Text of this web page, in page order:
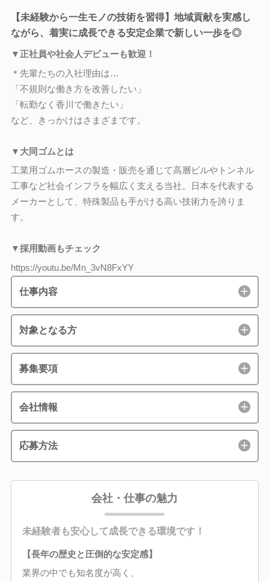
【未経験から一生モノの技術を習得】地域貢献を実感し
ながら、着実に成長できる安定企業で新しい一歩を◎
▼正社員や社会人デビューも歓迎！
＊先輩たちの入社理由は…
「不規則な働き方を改善したい」
「転勤なく香川で働きたい」
など、きっかけはさまざまです。
▼大同ゴムとは
工業用ゴムホースの製造・販売を通じて高層ビルやトンネル
工事など社会インフラを幅広く支える当社。日本を代表する
メーカーとして、特殊製品も手がける高い技術力を誇りま
す。
▼採用動画もチェック
https://youtu.be/Mn_3vN8FxYY
仕事内容
対象となる方
募集要項
会社情報
応募方法
会社・仕事の魅力
未経験者も安心して成長できる環境です！
【長年の歴史と圧倒的な安定感】
業界の中でも知名度が高く、